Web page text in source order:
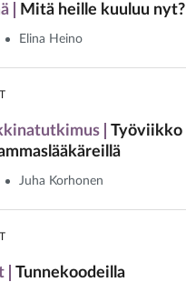
Mitä heille kuuluu nyt?
Elina Heino
Työviikko
Juha Korhonen
Tunnekoodeilla